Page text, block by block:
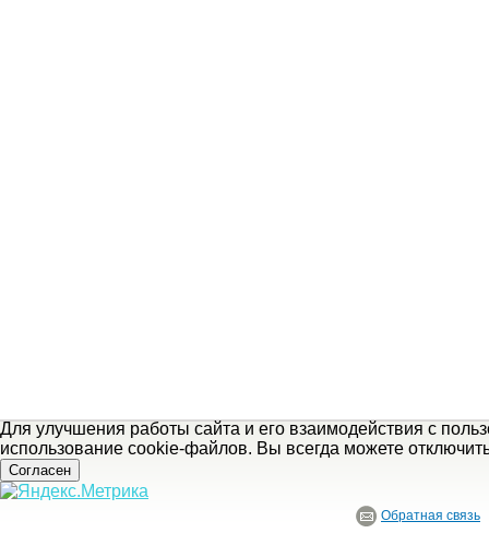
Для улучшения работы сайта и его взаимодействия с
использование cookie-файлов. Вы всегда можете
Согласен
Обратная связь